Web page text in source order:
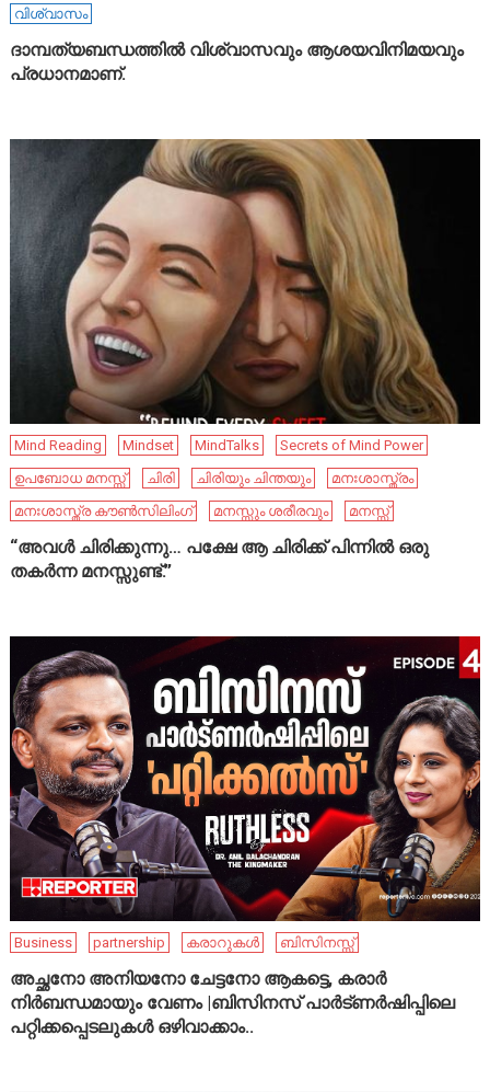
വിശ്വാസം
ദാമ്പത്യബന്ധത്തിൽ വിശ്വാസവും ആശയവിനിമയവും
പ്രധാനമാണ്.
Mind Reading Mindset MindTalks
Secrets of Mind Power
ഉപബോധ മനസ്സ്
ചിരി ചിരിയും ചിന്തയും
മനഃശാസ്ത്രം
മനഃശാസ്ത്ര കൗൺസിലിംഗ്
മനസ്സും ശരീരവും മനസ്സ്
“അവൾ ചിരിക്കുന്നു… പക്ഷേ ആ ചിരിക്ക് പിന്നിൽ ഒരു
തകർന്ന മനസ്സുണ്ട്.”
Business partnership കരാറുകൾ ബിസിനസ്സ്
അച്ഛനോ അനിയനോ ചേട്ടനോ ആകട്ടെ, കരാർ
നിർബന്ധമായും വേണം |ബിസിനസ് പാർട്ണർഷിപ്പിലെ
പറ്റിക്കപ്പെടലുകൾ ഒഴിവാക്കാം..